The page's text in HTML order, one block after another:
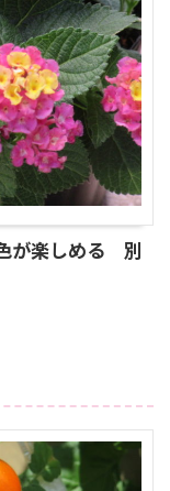
が楽しめる 別